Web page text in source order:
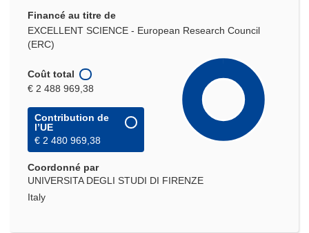
Financé au titre de
EXCELLENT SCIENCE - European Research Council
(ERC)
Coût total
€ 2 488 969,38
Contribution de
l’UE
€ 2 480 969,38
Coordonné par
UNIVERSITA DEGLI STUDI DI FIRENZE
Italy